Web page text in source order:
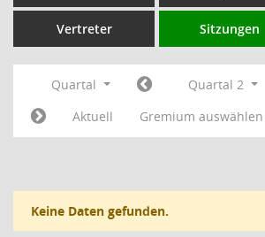
Vertreter Sitzungen
Quartal Quartal 2
Aktuell
Gremium auswählen
Keine Daten gefunden.